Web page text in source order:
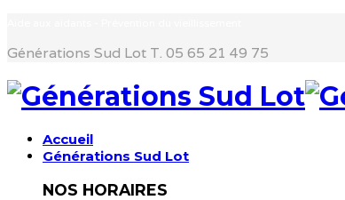
Générations Sud Lot T. 05 65 21 49 75
Accueil
Générations Sud Lot
NOS HORAIRES